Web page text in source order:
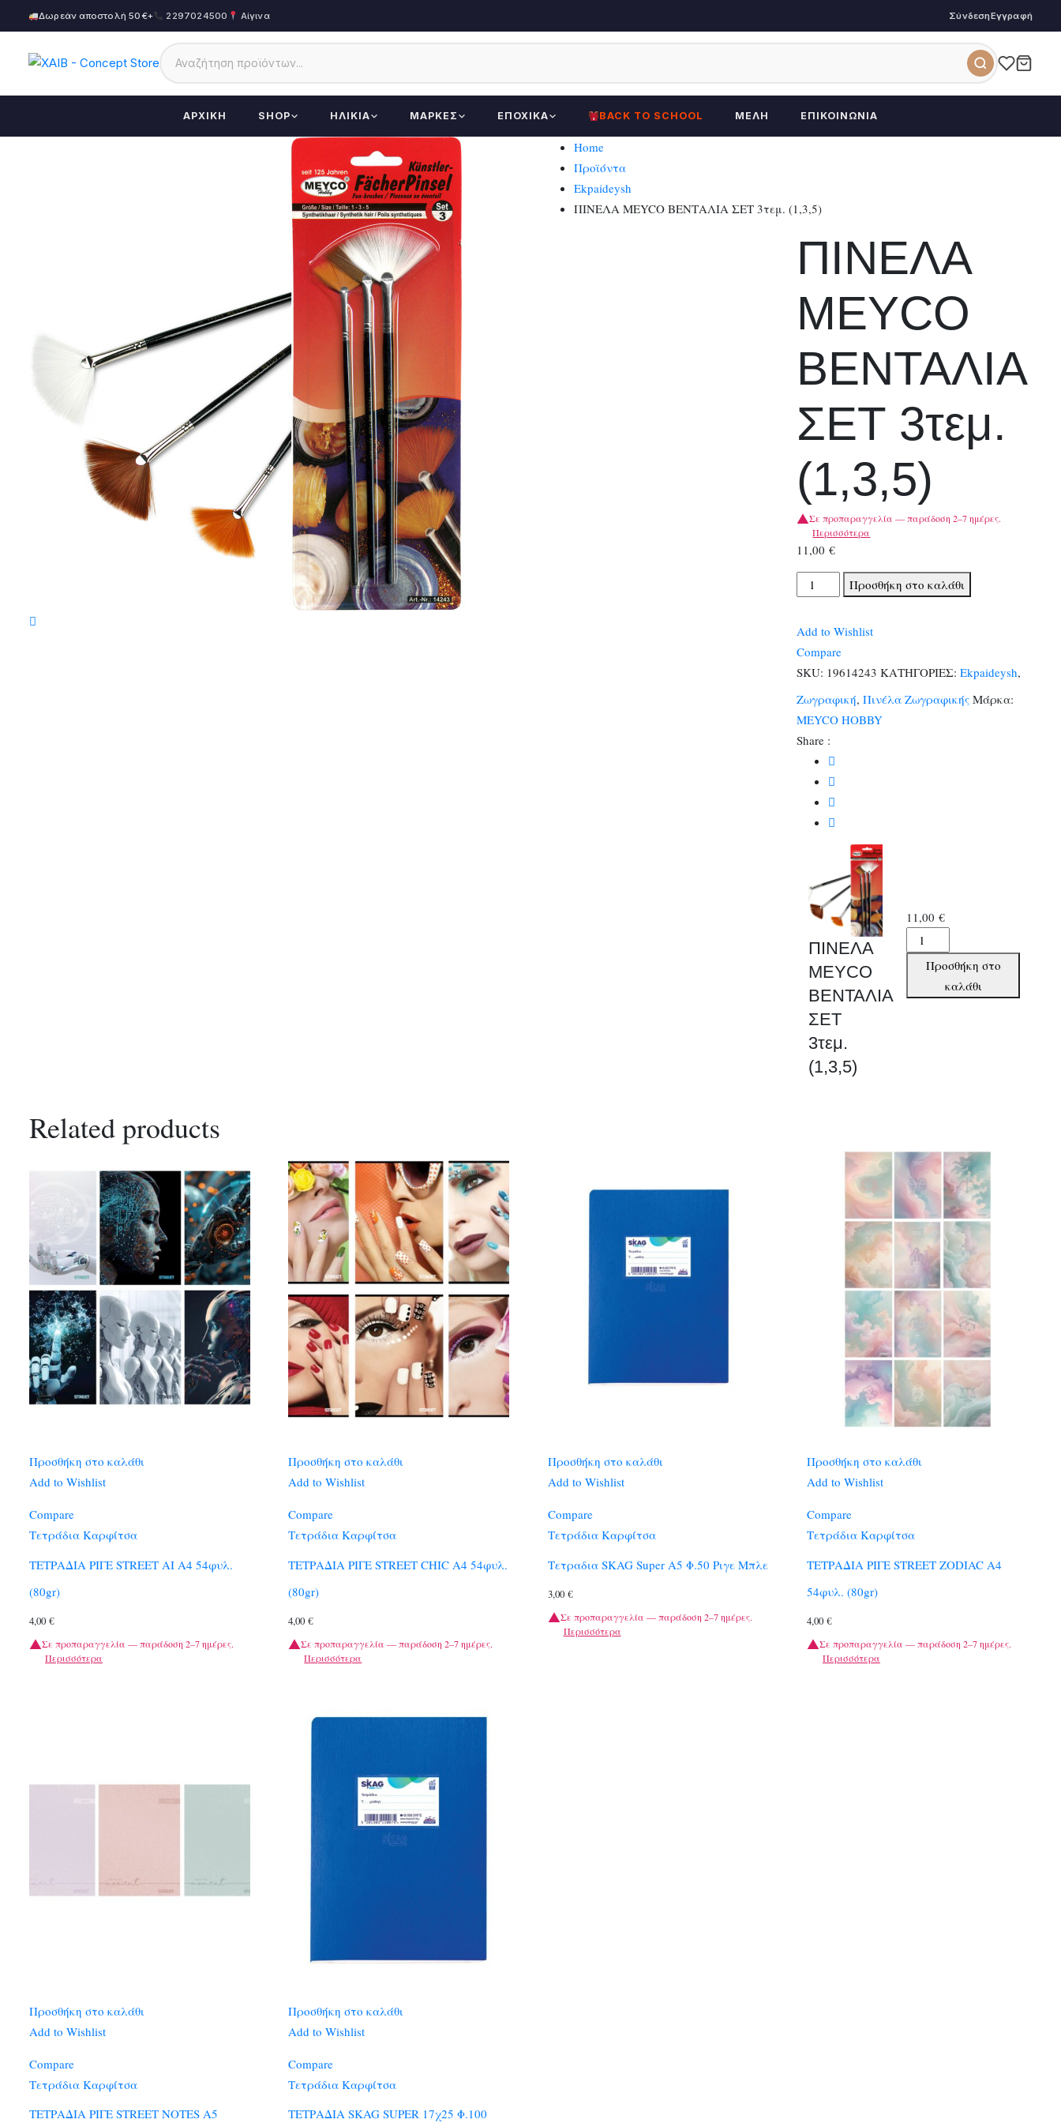
Δωρεάν αποστολή 50€+ 2297024500 Αίγινα ΣύνδεσηΕγγραφή
ΑΡΧΙΚΉ SHOP ΗΛΙΚΊΑ ΜΆΡΚΕΣ ΕΠΟΧΙΚΆ BACK TO SCHOOL ΜΈΛΗ ΕΠΙΚΟΙΝΩΝΊΑ
Home
Προϊόντα
Ekpaideysh
ΠΙΝΕΛΑ MEYCO ΒΕΝΤΑΛΙΑ ΣΕΤ 3τεμ. (1,3,5)
ΠΙΝΕΛΑ
MEYCO
ΒΕΝΤΑΛΙΑ
ΣΕΤ 3τεμ.
(1,3,5)
Σε προπαραγγελία — παράδοση 2–7 ημέρες.
Περισσότερα
11,00€
ΠΙΝΕΛΑ
MEYCO
3τεμ.
ποσότητα
Προσθήκη στο καλάθι
Add to Wishlist
Compare
SKU: 19614243 ΚΑΤΗΓΟΡΙΕΣ: Ekpaideysh,
Ζωγραφική,Πινέλα Ζωγραφικής Μάρκα:
MEYCO HOBBY
Share :
ΠΙΝΕΛΑ
MEYCO
ΒΕΝΤΑΛΙΑ
ΣΕΤ
3τεμ.
(1,3,5)
11,00€
ΠΙΝΕΛΑ
MEYCO
ΣΕΤ
Προσθήκη στο
καλάθι
Related products
Προσθήκη στο καλάθι
Add to Wishlist
Compare
Τετράδια Καρφίτσα
ΤΕΤΡΑΔΙΑ ΡΙΓΕ STREET AI A4 54φυλ.
(80gr)
4,00 €
Σε προπαραγγελία — παράδοση 2–7 ημέρες.
Περισσότερα
Προσθήκη στο καλάθι
Add to Wishlist
Compare
Τετράδια Καρφίτσα
ΤΕΤΡΑΔΙΑ ΡΙΓΕ STREET CHIC A4 54φυλ.
(80gr)
4,00€
Σε προπαραγγελία — παράδοση 2–7 ημέρες.
Περισσότερα
Προσθήκη στο καλάθι
Add to Wishlist
Compare
Τετράδια Καρφίτσα
Τετραδια SKAG Super Α5 Φ.50 Ριγε Μπλε
3,00 €
Σε προπαραγγελία — παράδοση 2–7 ημέρες.
Περισσότερα
Προσθήκη στο καλάθι
Add to Wishlist
Compare
Τετράδια Καρφίτσα
ΤΕΤΡΑΔΙΑ ΡΙΓΕ STREET ZODIAC A4
54φυλ. (80gr)
4,00 €
Σε προπαραγγελία — παράδοση 2–7 ημέρες.
Περισσότερα
Προσθήκη στο καλάθι
Add to Wishlist
Compare
Τετράδια Καρφίτσα
ΤΕΤΡΑΔΙΑ ΡΙΓΕ STREET NOTES A5
Προσθήκη στο καλάθι
Add to Wishlist
Compare
Τετράδια Καρφίτσα
ΤΕΤΡΑΔΙΑ SKAG SUPER 17χ25 Φ.100